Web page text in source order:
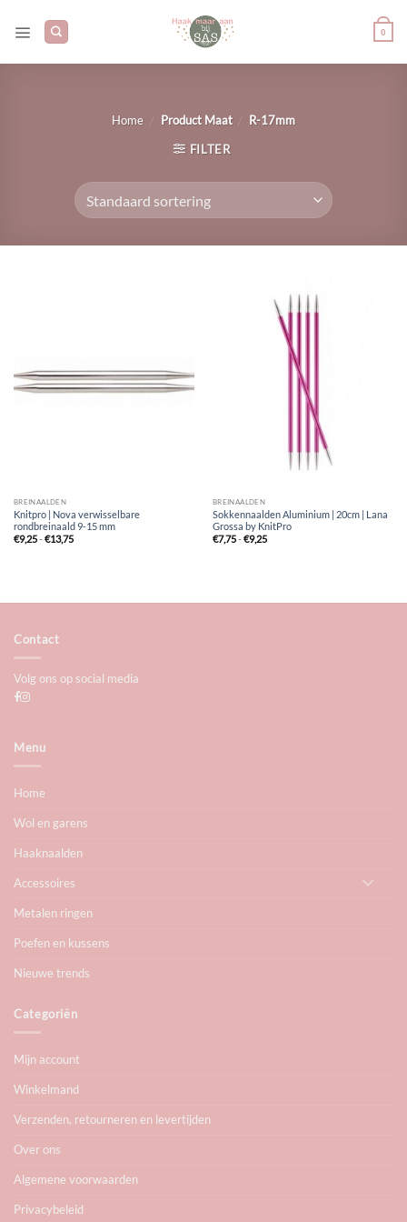
naar
0
Home / Product Maat / R-17mm
FILTER
BREINAALDEN
Knitpro | Nova verwisselbare
rondbreinaald 9-15 mm
€9,25-€13,75Prijsklasse:
€9,25
BREINAALDEN
Sokkennaalden Aluminium | 20cm | Lana
Grossa by KnitPro
€7,75-€9,25Prijsklasse:
€7,75
Contact
Volg ons op social media
Menu
Home
Wol en garens
Haaknaalden
Accessoires
Metalen ringen
Poefen en kussens
Nieuwe trends
Categoriën
Mijn account
Winkelmand
Verzenden, retourneren en levertijden
Over ons
Algemene voorwaarden
Privacybeleid